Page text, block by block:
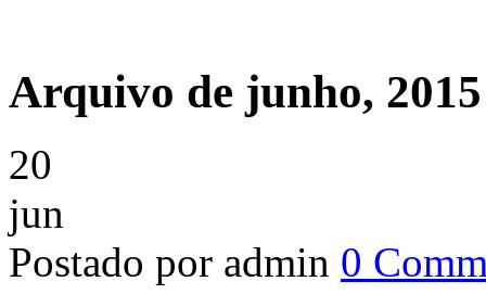
Arquivo de junho, 2015
20
jun
Postado por admin 0